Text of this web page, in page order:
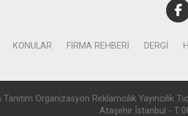
KONULAR FIRMA REHBERI DERGI
Organizasyon Reklamcılık
Ataşehir İstanbul -